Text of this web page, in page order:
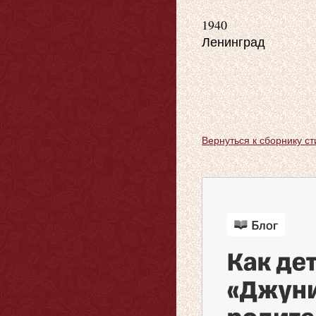
1940
Ленинград
Вернуться к сборнику